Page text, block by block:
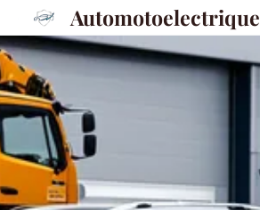
Automotoelectrique